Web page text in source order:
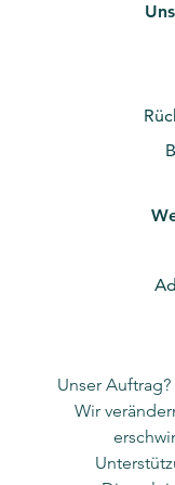
Unser
Wir